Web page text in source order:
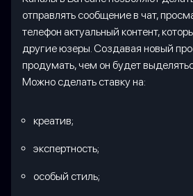
отправлять сообщение в чат,
телефон актуальный контент,
другие юзеры. Создавая новый
продумать, чем он будет
Можно сделать ставку на:
креатив;
экспертность;
особый стиль;